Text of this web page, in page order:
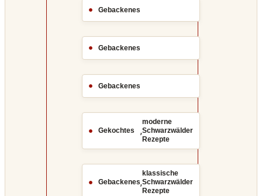
Gebackenes
Gebackenes
Gebackenes
Gekochtes ,
moderne
Schwarzwälder
Rezepte
Gebackenes,
klassische
Schwarzwälder
Rezepte